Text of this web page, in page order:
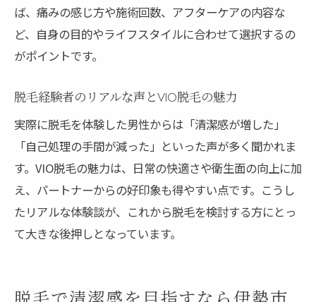
脱毛後に必要なスキンケア方法と注意点
性行為のタイミングと安全な過ごし方ガイ
ド
肌トラブルを防ぐアフターケアのポイント
専門家がすすめる保湿と清潔感維持の方法
脱毛後でも安心の毎日を送るための心構え
女性スタッフ対応のメンズ脱毛で安心を得る方
法
女性スタッフによる丁寧なカウンセリング
ば、痛みの感じ方や施術回数、アフターケアの内容な
ど、自身の目的やライフスタイルに合わせて選択するの
がポイントです。
脱毛経験者のリアルな声とVIO脱毛の魅力
実際に脱毛を体験した男性からは「清潔感が増した」
「自己処理の手間が減った」といった声が多く聞かれま
す。VIO脱毛の魅力は、日常の快適さや衛生面の向上に加
え、パートナーからの好印象も得やすい点です。こうし
たリアルな体験談が、これから脱毛を検討する方にとっ
て大きな後押しとなっています。